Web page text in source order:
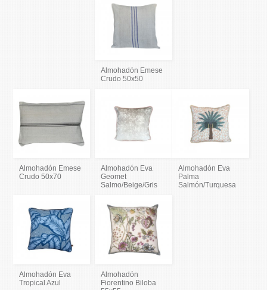
Almohadón Emese
Crudo 50x50
Almohadón Emese
Crudo 50x70
Almohadón Eva
Geomet
Salmo/Beige/Gris
Almohadón Eva
Palma
Salmón/Turquesa
Almohadón Eva
Tropical Azul
Almohadón
Fiorentino Biloba